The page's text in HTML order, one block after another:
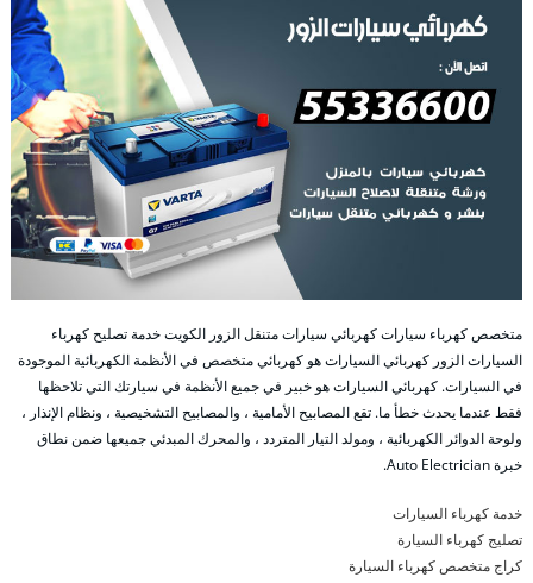
متخصص كهرباء سيارات كهربائي سيارات متنقل الزور الكويت خدمة تصليح كهرباء
السيارات الزور كهربائي السيارات هو كهربائي متخصص في الأنظمة الكهربائية الموجودة
في السيارات. كهربائي السيارات هو خبير في جميع الأنظمة في سيارتك التي تلاحظها
فقط عندما يحدث خطأ ما. تقع المصابيح الأمامية ، والمصابيح التشخيصية ، ونظام الإنذار ،
ولوحة الدوائر الكهربائية ، ومولد التيار المتردد ، والمحرك المبدئي جميعها ضمن نطاق
خبرة Auto Electrician.
خدمة كهرباء السيارات
تصليج كهرباء السيارة
كراج متخصص كهرباء السيارة